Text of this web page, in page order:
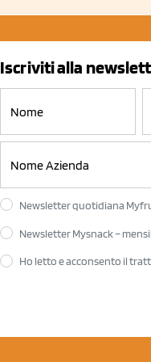
Iscriviti alla
Newsletter quotidiana
Newsletter Mysnack –
Ho letto e acconsento il